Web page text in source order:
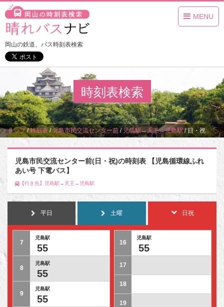
MENU
岡山の鉄道、バス時刻表検索
時刻表検索
トップ/時刻表/児島市民交流センター前 /児島駅→天王→児島駅/日・祝
児島市民交流センター前(日・祝)の時刻表 【児島循環線ふれ
あい号 下電バス】
【行き先】児島駅→天王→児島駅
平日 土曜 日祝
7
児島駅
55
8
児島駅
55
9
児島駅
55
16
児島駅
55
17
18
19